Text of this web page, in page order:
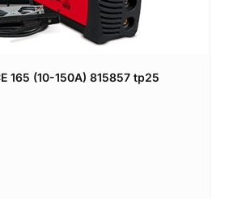
165 (10-150A) 815857 tp25